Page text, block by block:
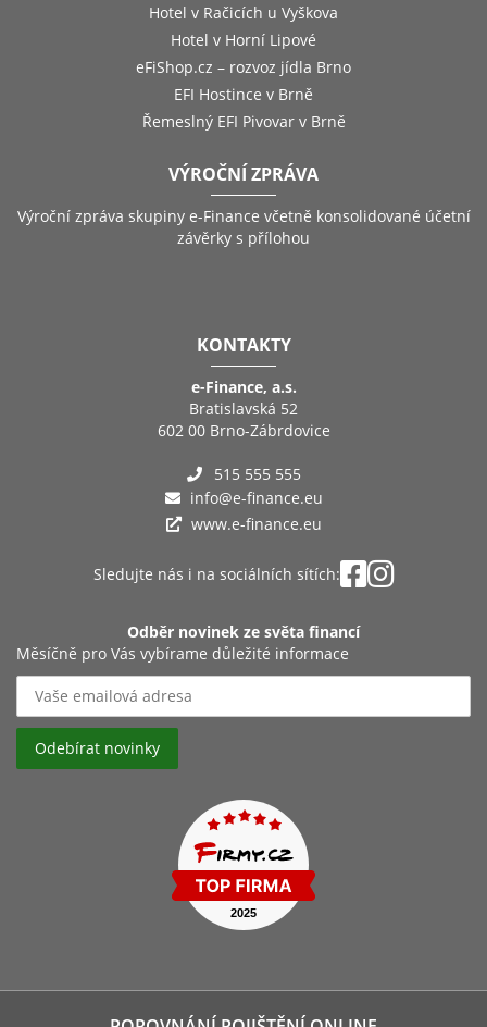
Hotel v Račicích u Vyškova
Hotel v Horní Lipové
eFiShop.cz – rozvoz jídla Brno
EFI Hostince v Brně
Řemeslný EFI Pivovar v Brně
VÝROČNÍ ZPRÁVA
Výroční zpráva skupiny e-Finance včetně konsolidované účetní
závěrky s přílohou
KONTAKTY
e-Finance, a.s.
Bratislavská 52
602 00 Brno-Zábrdovice
515 555 555
info@e-finance.eu
www.e-finance.eu
Sledujte nás i na sociálních sítích:
Odběr novinek ze světa financí
Měsíčně pro Vás vybírame důležité informace